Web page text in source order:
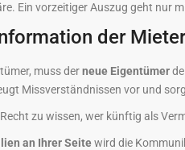
Ein vorzeitiger Auszug geht nur
der
muss derneue Eigentümer
Missverständnissen vor und
zu wissen, wer künftig als
an Ihrer Seitewird die